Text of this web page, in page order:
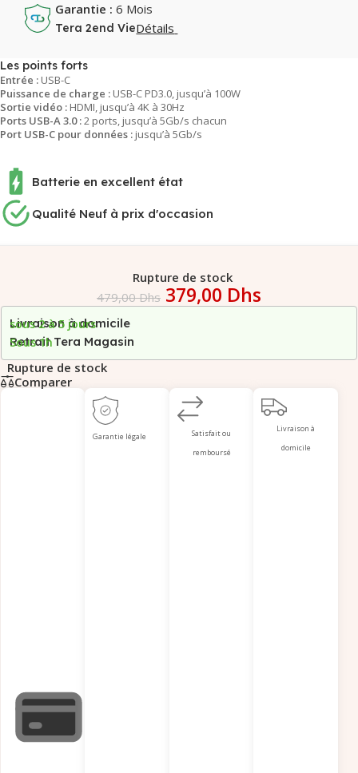
Garantie : 6 Mois
Tera 2end VieDétails
Les points forts
Entrée : USB-C
Puissance de charge : USB-C PD3.0, jusqu’à 100W
Sortie vidéo : HDMI, jusqu’à 4K à 30Hz
Ports USB-A 3.0 :2 ports, jusqu’à 5Gb/s chacun
Port USB-C pour données : jusqu’à 5Gb/s
Batterie en excellent état
Qualité Neuf à prix d'occasion
Rupture de stock
479,00Dhs 379,00 Dhs
Livraison à domicile
sous 2 à 5 jours
Retrait Tera Magasin
Sous 1h
Rupture de stock
Comparer
Garantie légale
Satisfait ou
remboursé
Livraison à
domicile